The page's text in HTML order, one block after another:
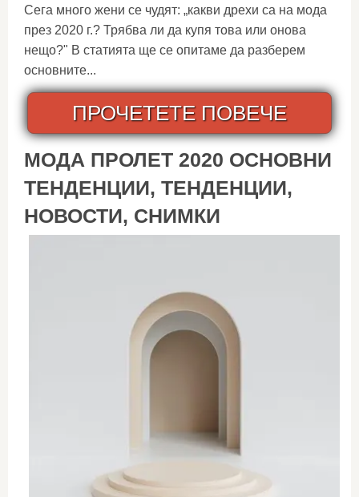
Сега много жени се чудят: „какви дрехи са на мода
през 2020 г.? Трябва ли да купя това или онова
нещо?" В статията ще се опитаме да разберем
основните...
ПРОЧЕТЕТЕ ПОВЕЧЕ
МОДА ПРОЛЕТ 2020 ОСНОВНИ
ТЕНДЕНЦИИ, ТЕНДЕНЦИИ,
НОВОСТИ, СНИМКИ